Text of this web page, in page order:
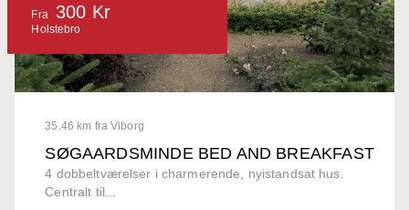
35.46 km fra Viborg
SØGAARDSMINDE BED AND BREAKFAST
4 dobbeltværelser i charmerende, nyistandsat hus.
Centralt til...
Fra 300 Kr
Holstebro